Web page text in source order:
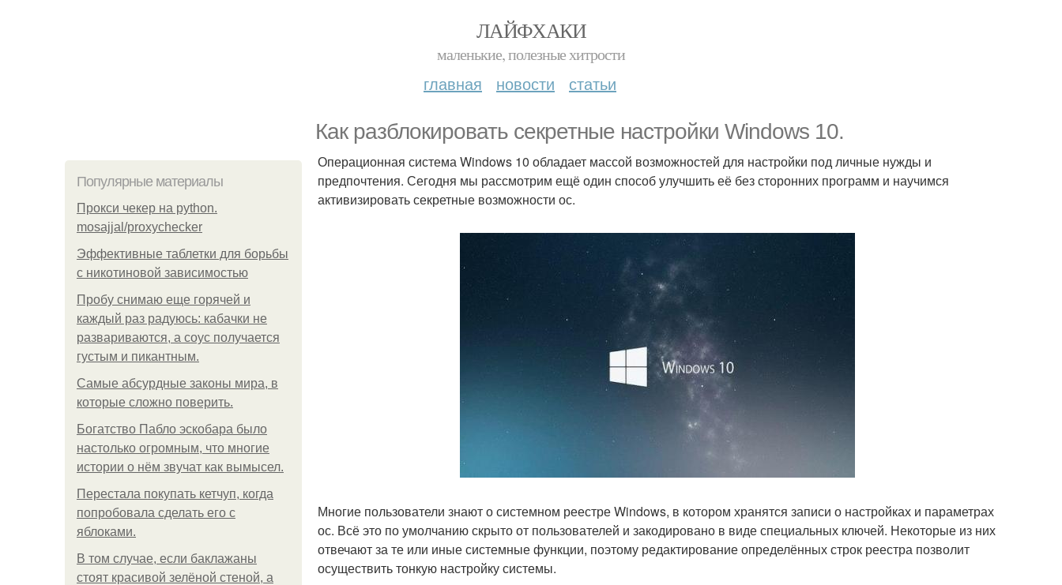
ЛАЙФХАКИ
маленькие, полезные хитрости
главная новости статьи
Как разблокировать секретные настройки Windows 10.
Популярные материалы
Прокси чекер на python.
mosajjal/proxychecker
Эффективные таблетки для борьбы
с никотиновой зависимостью
Пробу снимаю еще горячей и
каждый раз радуюсь: кабачки не
развариваются, а соус получается
густым и пикантным.
Самые абсурдные законы мира, в
которые сложно поверить.
Богатство Пабло эскобара было
настолько огромным, что многие
истории о нём звучат как вымысел.
Перестала покупать кетчуп, когда
попробовала сделать его с
яблоками.
В том случае, если баклажаны
стоят красивой зелёной стеной, а
Операционная система Windows 10 обладает массой возможностей для настройки под личные нужды и
предпочтения. Сегодня мы рассмотрим ещё один способ улучшить её без сторонних программ и научимся
активизировать секретные возможности ос.
Многие пользователи знают о системном реестре Windows, в котором хранятся записи о настройках и параметрах
ос. Всё это по умолчанию скрыто от пользователей и закодировано в виде специальных ключей. Некоторые из них
отвечают за те или иные системные функции, поэтому редактирование определённых строк реестра позволит
осуществить тонкую настройку системы.